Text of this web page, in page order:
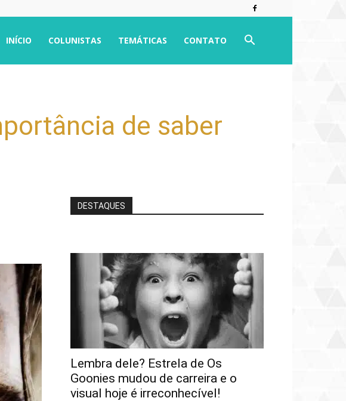
INÍCIO COLUNISTAS TEMÁTICAS CONTATO
de saber
DESTAQUES
Lembra dele? Estrela de Os
Goonies mudou de carreira e o
visual hoje é irreconhecível!